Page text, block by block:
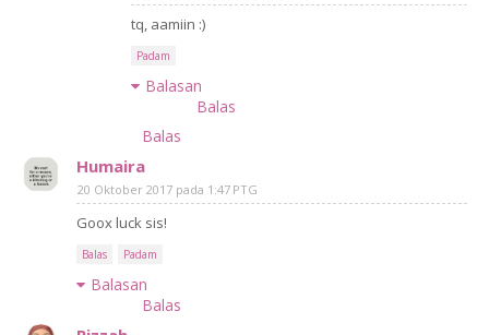
tq, aamiin :)
Padam
Balasan
Balas
Balas
Humaira
20 Oktober 2017 pada 1:47 PTG
Goox luck sis!
Balas Padam
Balasan
Balas